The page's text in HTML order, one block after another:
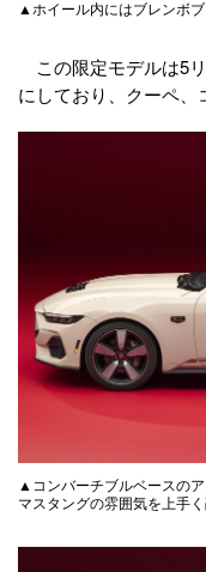
▲ホイール内にはブレンボブ
この限定モデルは5
にしており、クーペ、
▲コンバーチブルベースの
マスタングの雰囲気を上手く